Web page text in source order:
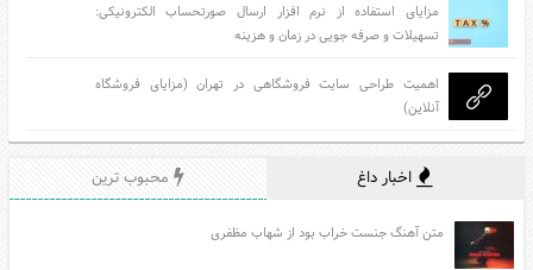
مزایای استفاده از نرم افزار ارسال صورتحساب الکترونیکی:
تسهیلات و صرفه جویی در زمان و هزینه
اهمیت طراحی سایت فروشگاهی در تهران (مزایای فروشگاه
آنلاین)
اخبار داغ محبوب ترین
متن آهنگ جنست خراب بود از شهاب مظفری